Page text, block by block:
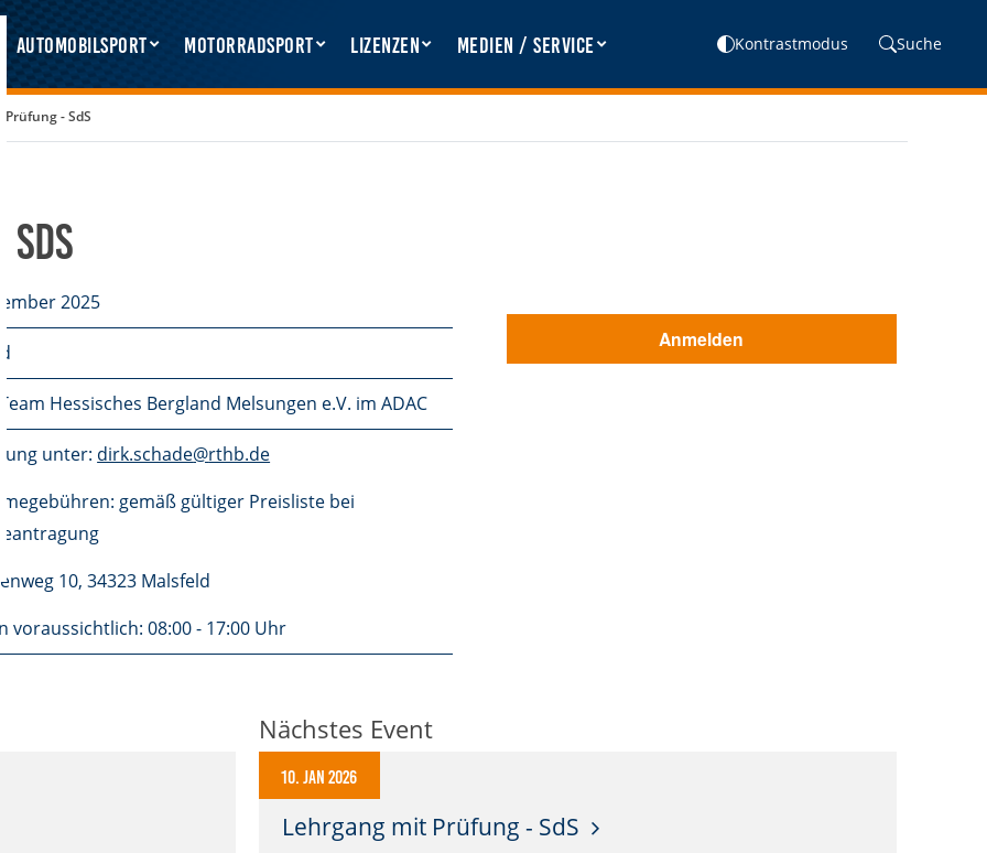
Automobilsport Motorradsport Lizenzen Medien / Service Kontrastmodus Suche
- SdS
2025
Team Hessisches Bergland Melsungen e.V. im ADAC
unter: dirk.schade
rthb.de
gemäß gültiger Preisliste bei
10, 34323 Malsfeld
voraussichtlich: 08:00 - 17:00 Uhr
Anmelden
Nächstes Event
10. Jan 2026
Lehrgang mit Prüfung - SdS